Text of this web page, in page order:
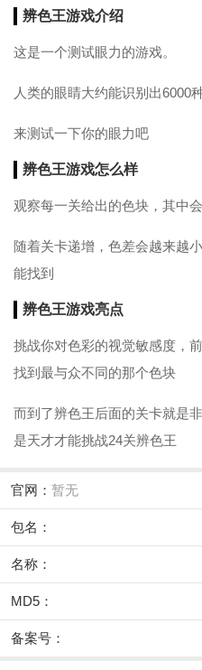
辨色王游戏介绍
这是一个测试眼力的游戏。
人类的眼睛大约能识别出6000
来测试一下你的眼力吧
辨色王游戏怎么样
观察每一关给出的色块，其中
随着关卡递增，色差会越来越
能找到
辨色王游戏亮点
挑战你对色彩的视觉敏感度，
找到最与众不同的那个色块
而到了辨色王后面的关卡就是
是天才才能挑战24关辨色王
官网： 暂无
包名：
名称：
MD5：
备案号：